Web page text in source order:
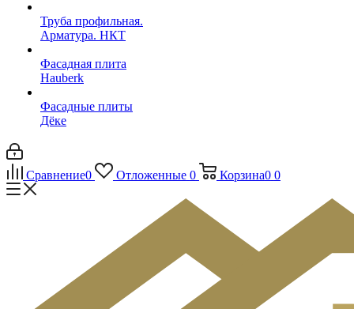
Труба профильная.
Арматура. НКТ
Фасадная плита
Hauberk
Фасадные плиты
Дёке
Сравнение0 Отложенные 0 Корзина0 0